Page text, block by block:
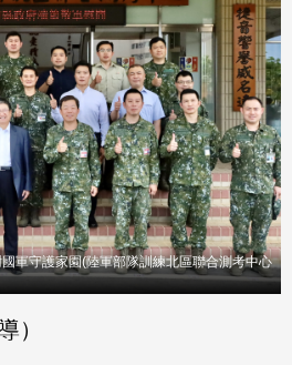
軍守護家園(陸軍部隊訓練北區聯合測考中心
）